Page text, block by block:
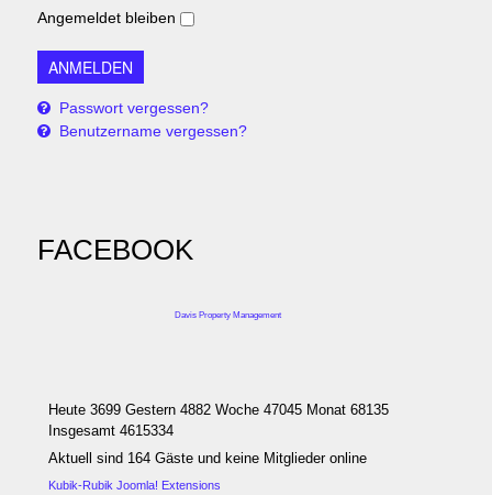
Angemeldet bleiben
Passwort vergessen?
Benutzername vergessen?
FACEBOOK
Davis Property Management
Heute 3699 Gestern 4882 Woche 47045 Monat 68135
Insgesamt 4615334
Aktuell sind 164 Gäste und keine Mitglieder online
Kubik-Rubik Joomla! Extensions